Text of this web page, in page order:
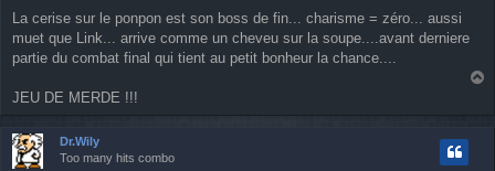
La cerise sur le ponpon est son boss de fin... charisme = zéro... aussi
muet que Link... arrive comme un cheveu sur la soupe....avant derniere
partie du combat final qui tient au petit bonheur la chance....
JEU DE MERDE !!!
Dr.Wily
Too many hits combo